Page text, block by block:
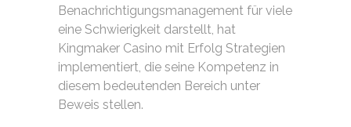
Benachrichtigungsmanagement für viele
eine Schwierigkeit darstellt, hat
Kingmaker Casino mit Erfolg Strategien
implementiert, die seine Kompetenz in
diesem bedeutenden Bereich unter
Beweis stellen.